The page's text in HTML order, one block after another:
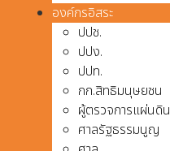
องค์กรอิสระ
ปปช.
ปปง.
ปปท.
กก.สิทธิมนุษยชน
ผู้ตรวจการแผ่นดิน
ศาลรัฐธรรมนูญ